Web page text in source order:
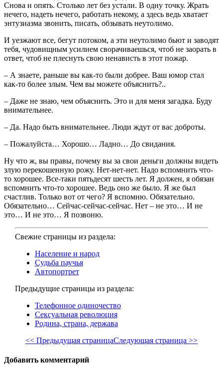
Снова и опять. Столько лет без устали. В одну точку. Жрать
нечего, надеть нечего, работать некому, а здесь ведь хватает
энтузиазма звонить, писать, обзывать неутолимо.
И уезжают все, бегут потоком, а эти неутолимо бьют и заводят
тебя, чудовищным усилием сворачиваешься, чтоб не заорать в
ответ, чтоб не плеснуть свою ненависть в этот пожар.
– А знаете, раньше вы как-то были добрее. Ваш юмор стал
как-то более злым. Чем вы можете объяснить?..
– Даже не знаю, чем объяснить. Это и для меня загадка. Буду
внимательнее.
– Да. Надо быть внимательнее. Люди ждут от вас доброты.
– Пожалуйста… Хорошо… Ладно… До свидания.
Ну что ж, вы правы, почему вы за свои деньги должны видеть
злую перекошенную рожу. Нет-нет-нет. Надо вспомнить что-
то хорошее. Все-таки пятьдесят шесть лет. Я должен, я обязан
вспомнить что-то хорошее. Ведь оно же было. Я же был
счастлив. Только вот от чего? Я вспомню. Обязательно.
Обязательно… Сейчас-сейчас-сейчас. Нет – не это… И не
это… И не это… Я позвоню.
Свежие страницы из раздела:
Население и народ
Судьба паучья
Автопортрет
Предыдущие страницы из раздела:
Телефонное одиночество
Сексуальная революция
Родина, страна, держава
<< Предыдущая страницаСледующая страница >>
Добавить комментарий